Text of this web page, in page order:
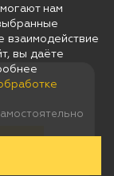
нам
взаимодействие
вы даёте